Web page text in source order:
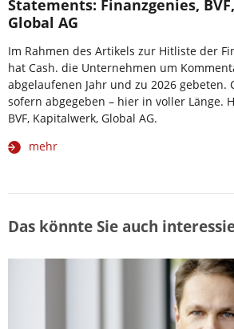
Statements: Finanzgenies,
Global AG
Im Rahmen des Artikels zur Hitliste der
hat Cash. die Unternehmen um
abgelaufenen Jahr und zu 2026 gebeten.
sofern abgegeben – hier in voller Länge.
BVF, Kapitalwerk, Global AG.
mehr
Das könnte Sie auch